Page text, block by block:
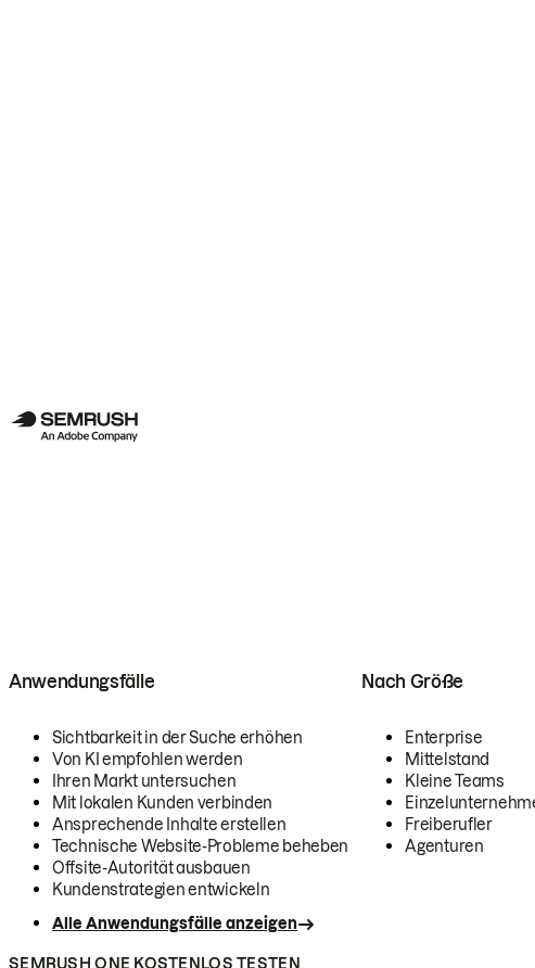
Anwendungsfälle
Sichtbarkeit in der Suche erhöhen
Von KI empfohlen werden
Ihren Markt untersuchen
Mit lokalen Kunden verbinden
Ansprechende Inhalte erstellen
Technische Website-Probleme beheben
Offsite-Autorität ausbauen
Kundenstrategien entwickeln
Alle Anwendungsfälle anzeigen
Nach Größe
Enterprise
Mittelstand
Kleine Teams
Freiberufler
Agenturen
SEMRUSH ONE KOSTENLOS TESTEN